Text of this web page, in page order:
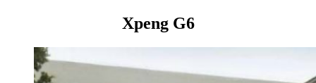
Xpeng G6